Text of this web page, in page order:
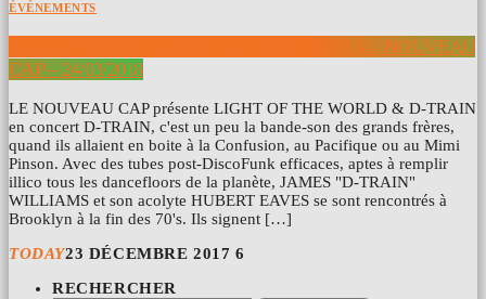
ÉVÉNEMENTS
LIGHT OF THE WORLD INVITE D-TRAIN AU NOUVEAU
CAP – 24/03/2018
LE NOUVEAU CAP présente LIGHT OF THE WORLD & D-TRAIN
en concert D-TRAIN, c'est un peu la bande-son des grands frères,
quand ils allaient en boite à la Confusion, au Pacifique ou au Mimi
Pinson. Avec des tubes post-DiscoFunk efficaces, aptes à remplir
illico tous les dancefloors de la planète, JAMES "D-TRAIN"
WILLIAMS et son acolyte HUBERT EAVES se sont rencontrés à
Brooklyn à la fin des 70's. Ils signent […]
TODAY23 DÉCEMBRE 2017 6
RECHERCHER